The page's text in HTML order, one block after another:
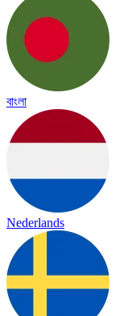
বাংলা
Nederlands